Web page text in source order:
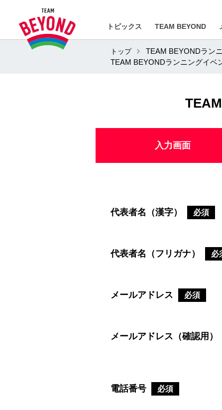
トピックス TEAM BEYOND
トップ
TEAM BEYONDラン
TEAM BEYONDランニングイベ
入力画面
代表者名（漢字） 必須
代表者名（フリガナ） 必
メールアドレス 必須
メールアドレス（確認用）
電話番号 必須